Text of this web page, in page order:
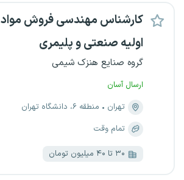
کارشناس مهندسی فروش مواد
اولیه صنعتی و پلیمری
گروه صنایع هنزک شیمی
ارسال آسان
تهران
منطقه ۶، دانشگاه تهران
تمام وقت
۳۰ تا ۴۰ میلیون تومان